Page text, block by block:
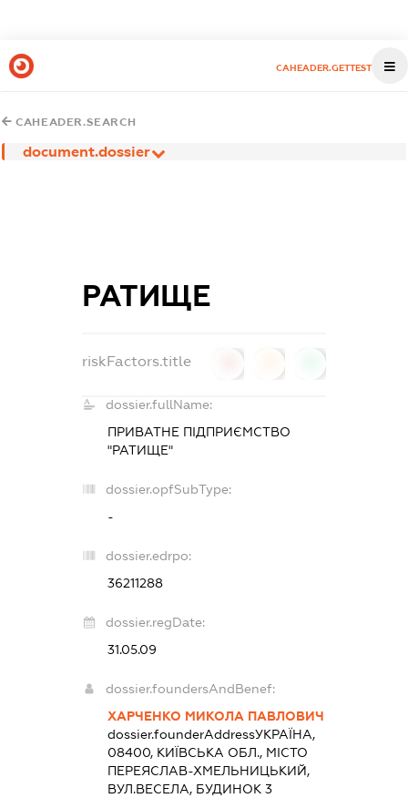
CAHEADER.GETTEST
CAHEADER.SEARCH
document.dossier
РАТИЩЕ
riskFactors.title
dossier.fullName:
ПРИВАТНЕ ПІДПРИЄМСТВО
"РАТИЩЕ"
dossier.opfSubType:
-
dossier.edrpo:
36211288
dossier.regDate:
31.05.09
dossier.foundersAndBenef:
ХАРЧЕНКО МИКОЛА ПАВЛОВИЧ
dossier.founderAddressУКРАЇНА,
08400, КИЇВСЬКА ОБЛ., МІСТО
ПЕРЕЯСЛАВ-ХМЕЛЬНИЦЬКИЙ,
ВУЛ.ВЕСЕЛА, БУДИНОК 3